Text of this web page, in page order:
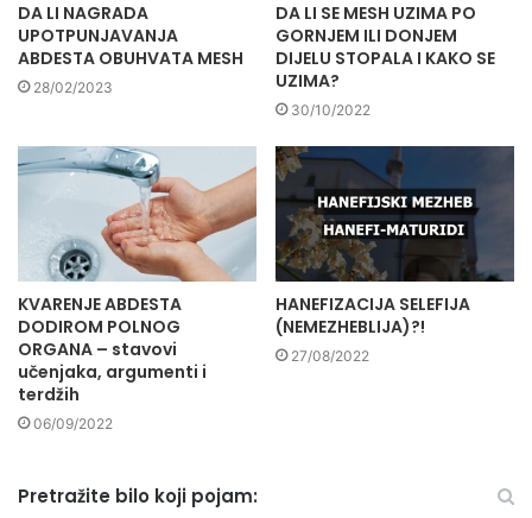
DA LI NAGRADA
UPOTPUNJAVANJA
ABDESTA OBUHVATA MESH
28/02/2023
DA LI SE MESH UZIMA PO
GORNJEM ILI DONJEM
DIJELU STOPALA I KAKO SE
UZIMA?
30/10/2022
KVARENJE ABDESTA
DODIROM POLNOG
ORGANA – stavovi
učenjaka, argumenti i
terdžih
06/09/2022
HANEFIZACIJA SELEFIJA
(NEMEZHEBLIJA)?!
27/08/2022
Pretražite bilo koji pojam: